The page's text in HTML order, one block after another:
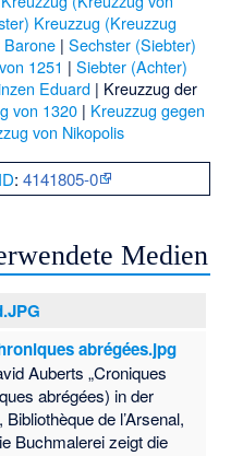
Kreuzzug (Kreuzzug
| Sechster (Siebter)
1251 | Siebter (Achter)
Eduard| Kreuzzug der
von 1320| Kreuzzug gegen
von Nikopolis
:4141805-0
Medien
abrégées.jpg
Auberts „Croniques
abrégées) in der
de l’Arsenal,
Buchmalerei zeigt die